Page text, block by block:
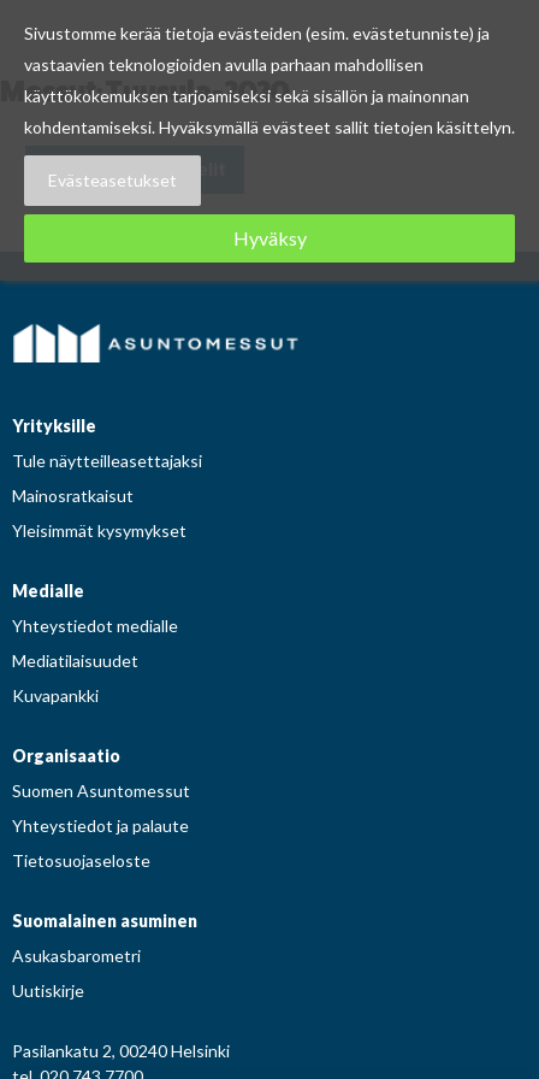
SkipMessut:Tuusula-2020
Artikkelien
selaus
Yrityksille
Tule näytteilleasettajaksi
Mainosratkaisut
Yleisimmät kysymykset
Medialle
Yhteystiedot medialle
Mediatilaisuudet
Kuvapankki
Organisaatio
Suomen Asuntomessut
Yhteystiedot ja palaute
Tietosuojaseloste
Suomalainen asuminen
Asukasbarometri
Uutiskirje
Pasilankatu 2, 00240 Helsinki
Sivustomme kerää tietoja evästeiden (esim. evästetunniste) ja
vastaavien teknologioiden avulla parhaan mahdollisen
käyttökokemuksen tarjoamiseksi sekä sisällön ja mainonnan
kohdentamiseksi. Hyväksymällä evästeet sallit tietojen käsittelyn.
Evästeasetukset
Hyväksy